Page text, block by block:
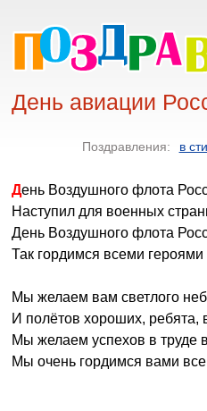
День авиации
Поздравления: в
День Воздушного флота
Наступил для военных
День Воздушного флота
Так гордимся всеми
Мы желаем вам светлого
И полётов хороших, ребята,
Мы желаем успехов в труде
Мы очень гордимся вами